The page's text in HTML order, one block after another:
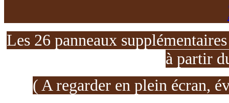
Les 26 panneaux
à partir
( A regarder en plein écran,